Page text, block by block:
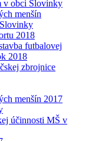
v obci Slovinky
menšín
2018
futbalovej
2018
zbrojnice
menšín 2017
účinnosti MŠ v